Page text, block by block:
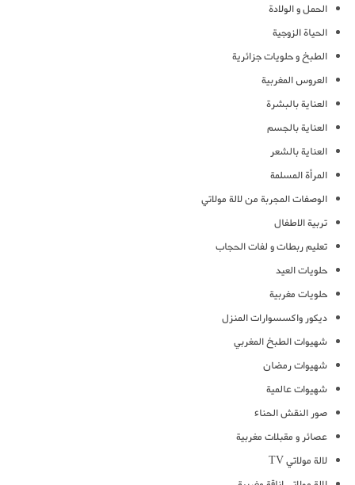
الحمل و الولادة
الحياة الزوجية
الطبخ و حلويات جزائرية
العروس المغربية
العناية بالبشرة
العناية بالجسم
العناية بالشعر
المرأة المسلمة
الوصفات المجربة من لالة مولاتي
تربية الاطفال
تعليم ربطات و لفات الحجاب
حلويات العيد
حلويات مغربية
ديكور واكسسوارات المنزل
شهيوات الطبخ المغربي
شهيوات رمضان
شهيوات عالمية
صور النقش الحناء
عصائر و مقبلات مغربية
لالة مولاتي TV